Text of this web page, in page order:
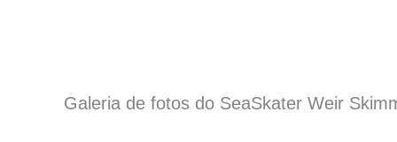
Galeria de fotos do SeaSkater Weir